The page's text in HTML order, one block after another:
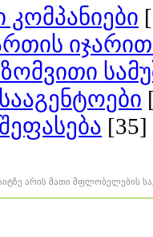
იჯარით
[35]
არის მათი მფლობელების